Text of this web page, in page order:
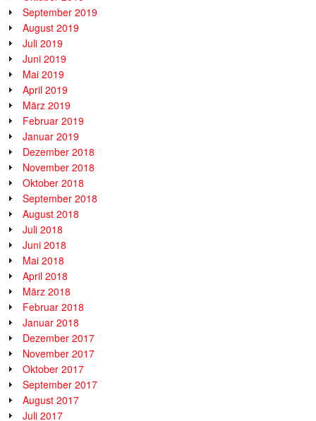
September 2019
August 2019
Juli 2019
Juni 2019
Mai 2019
April 2019
März 2019
Februar 2019
Januar 2019
Dezember 2018
November 2018
Oktober 2018
September 2018
August 2018
Juli 2018
Juni 2018
Mai 2018
April 2018
März 2018
Februar 2018
Januar 2018
Dezember 2017
November 2017
Oktober 2017
September 2017
August 2017
Juli 2017